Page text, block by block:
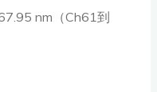
nm（Ch61到